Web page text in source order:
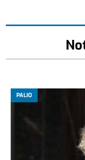
PALIO